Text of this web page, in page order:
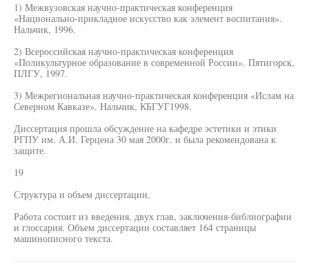
1) Межвузовская научно-практическая конференция
«Национально-прикладное искусство как элемент воспитания».
Нальчик, 1996.
2) Всероссийская научно-практическая конференция
«Поликультурное образование в современной России». Пятигорск,
ПЛГУ, 1997.
3) Межрегиональная научно-практическая конференция «Ислам на
Северном Кавказе». Нальчик, КБГУГ1998.
Диссертация прошла обсуждение на кафедре эстетики и этики
РГПУ им. А.И. Герцена 30 мая 2000г. и была рекомендована к
защите.
19
Структура и объем диссертации.
Работа состоит из введения, двух глав, заключения-библиографии
и глоссария. Объем диссертации составляет 164 страницы
машинописного текста.